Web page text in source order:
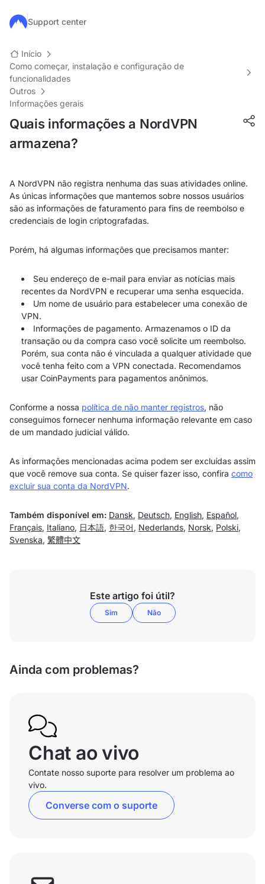
Ir para o conteúdo principal
Support center
Início
Como começar, instalação e configuração de
funcionalidades
Outros
Informações gerais
Quais informações a NordVPN
armazena?
A NordVPN não registra nenhuma das suas atividades online.
As únicas informações que mantemos sobre nossos usuários
são as informações de faturamento para fins de reembolso e
credenciais de login criptografadas.
Porém, há algumas informações que precisamos manter:
Seu endereço de e-mail para enviar as notícias mais
recentes da NordVPN e recuperar uma senha esquecida.
Um nome de usuário para estabelecer uma conexão de
VPN.
Informações de pagamento. Armazenamos o ID da
transação ou da compra caso você solicite um reembolso.
Porém, sua conta não é vinculada a qualquer atividade que
você tenha feito com a VPN conectada. Recomendamos
usar CoinPayments para pagamentos anônimos.
Conforme a nossa política de não manter registros, não
conseguimos fornecer nenhuma informação relevante em caso
de um mandado judicial válido.
As informações mencionadas acima podem ser excluídas assim
que você remove sua conta. Se quiser fazer isso, confira como
excluir sua conta da NordVPN.
Também disponível em: Dansk, Deutsch, English, Español,
Français, Italiano, 日本語, 한국어 , Nederlands, Norsk, Polski,
Svenska, 繁體中文
Este artigo foi útil?
Sim Não
Ainda com problemas?
Chat ao vivo
Contate nosso suporte para resolver um problema ao
vivo.
Converse com o suporte